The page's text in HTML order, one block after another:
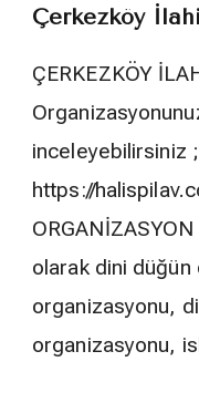
Çerkezköy
ÇERKEZKÖY
inceleyebilirsiniz ;
https://
olarak dini
organizasyonu,
organizasyonu,